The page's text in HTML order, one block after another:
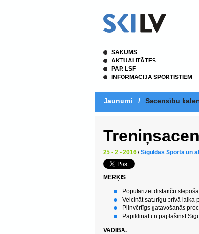
SĀKUMS
AKTUALITĀTES
PAR LSF
INFORMĀCIJA SPORTISTIEM
Jaunumi / Sacensību
25 • 2 • 2016 /Siguldas Sporta un
MĒRĶIS
Popularizēt distanču
Veicināt saturīgu brīvā laika
Pilnvērtīgs gatavošanās
Papildināt un paplašināt
VADĪBA.